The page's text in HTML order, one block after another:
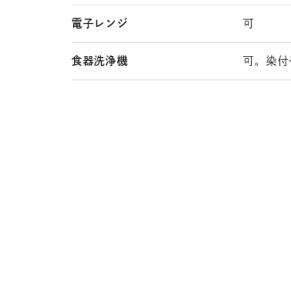
電子レンジ 可
食器洗浄機 可。染